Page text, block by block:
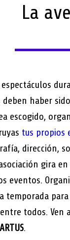
La
haber
escogido,
tus propios
dirección,
gira
eventos.
temporada
todos. Ven
ARTUS.